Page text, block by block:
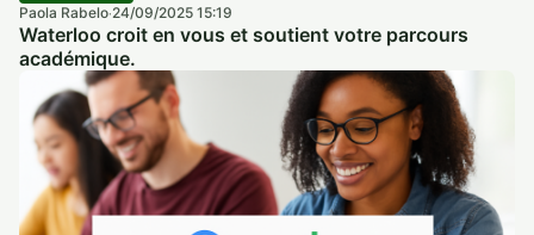
Paola Rabelo·24/09/2025 15:19
Waterloo croit en vous et soutient votre parcours
académique.